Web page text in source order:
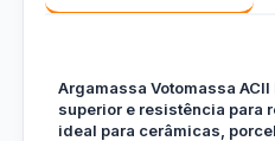
Argamassa Votomassa
superior e resistência para
ideal para cerâmicas,